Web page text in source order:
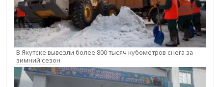
В Якутске вывезли более 800 тысяч кубометров снега за
зимний сезон